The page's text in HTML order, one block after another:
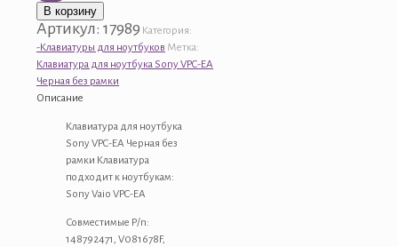
товара
Клавиатура
для
ноутбука
Sony
VPC-
Черная
В корзину
Артикул: 17989 Категория:
-Клавиатуры для ноутбуков Метка:
Клавиатура для ноутбука Sony VPC-EA
Черная без рамки
Описание
Клавиатура для ноутбука
Sony VPC-EA Черная без
рамки Клавиатура
подходит к ноутбукам:
Sony Vaio VPC-EA
Совместимые P/n:
148792471, V081678F,